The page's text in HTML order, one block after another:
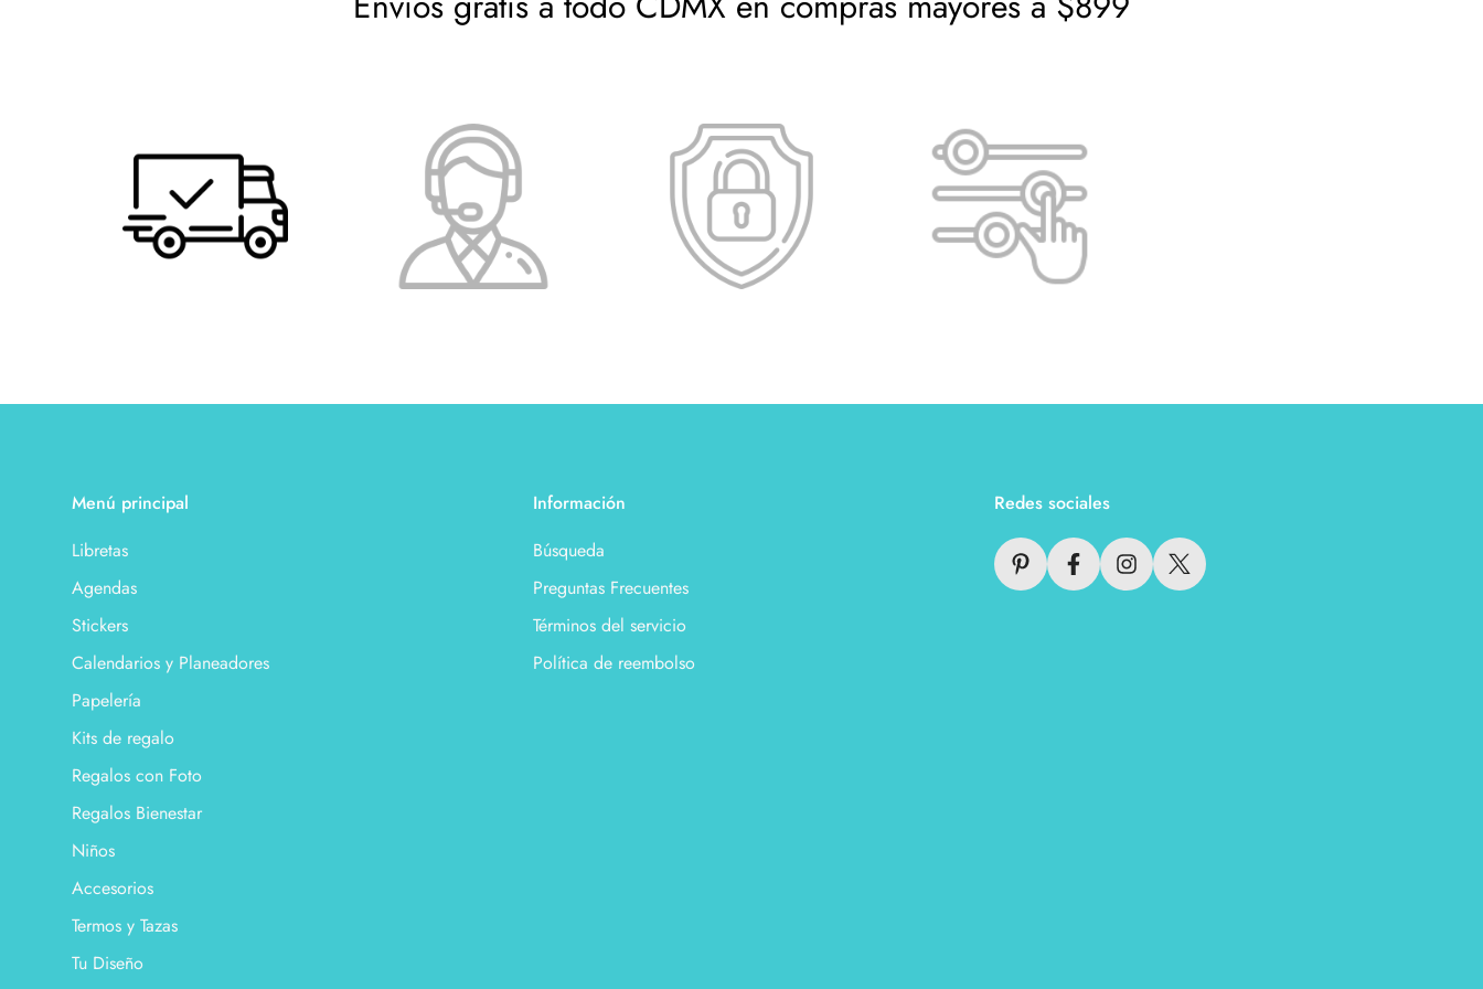
Menú principal
Libretas
Agendas
Stickers
Calendarios y Planeadores
Papelería
Kits de regalo
Regalos con Foto
Regalos Bienestar
Niños
Accesorios
Termos y Tazas
Tu Diseño
Información
Búsqueda
Preguntas Frecuentes
Términos del servicio
Política de reembolso
Redes sociales